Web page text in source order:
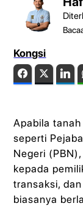
Kongsi
FacebookTwitter
Apabila
seperti
Negeri
kepada
transaksi,
biasanya